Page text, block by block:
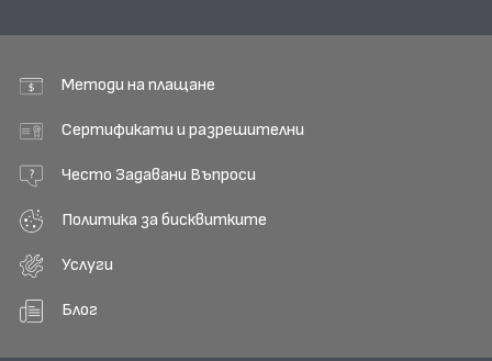
Методи на плащане
Сертификати и разрешителни
Често Задавани Въпроси
Политика за бисквитките
Услуги
Блог